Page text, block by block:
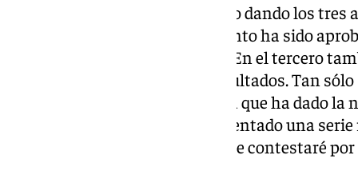
El administrador ha comenzado dando los tres
El primer punto ha sido
aprobación de cuentas . En el tercero
aprobación unánime de los resultados. Tan
segundo punto, siendo la APA la que ha dado
sobre la gestión. Ellos han presentado una
habían filtrado previamente, que contestaré